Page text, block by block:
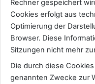
Rechner gespeichert
Cookies erfolgt aus
Optimierung der
Browser. Diese
Sitzungen nicht mehr
Die durch diese
genannten Zwecke zur